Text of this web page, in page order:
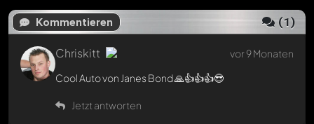
Kommentieren (1)
Chriskitt
Cool Auto von Janes Bond 🙏👍👍👍😎
Jetzt antworten
vor 9 Monaten